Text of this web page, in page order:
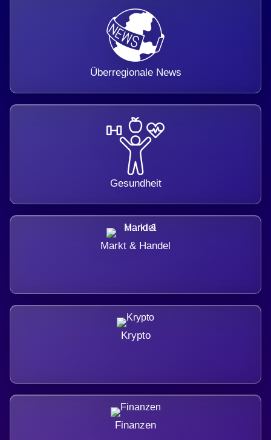
Überregionale News
Gesundheit
Markt & Handel
Krypto
Finanzen